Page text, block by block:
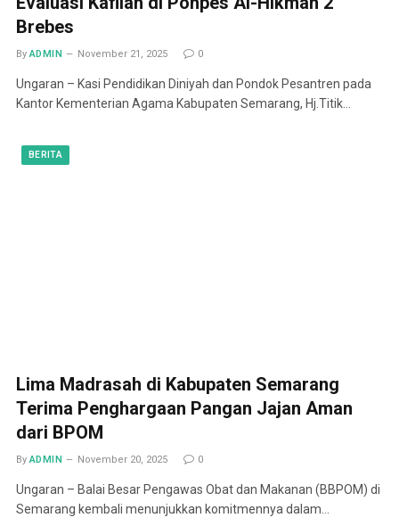
Brebes
By ADMIN November 21, 2025 0
Ungaran – Kasi Pendidikan Diniyah dan Pondok Pesantren pada
Kantor Kementerian Agama Kabupaten Semarang, Hj.Titik…
BERITA
Lima Madrasah di Kabupaten Semarang
Terima Penghargaan Pangan Jajan Aman
dari BPOM
By ADMIN November 20, 2025 0
Ungaran – Balai Besar Pengawas Obat dan Makanan (BBPOM) di
Semarang kembali menunjukkan komitmennya dalam…